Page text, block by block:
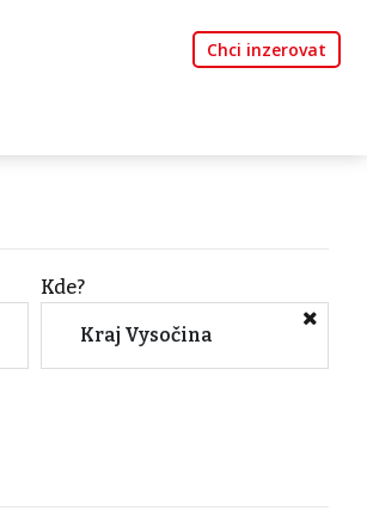
Chci inzerovat
Kde?
Kraj Vysočina